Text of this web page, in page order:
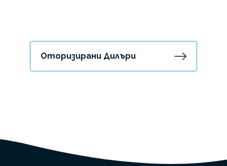
Оторизирани Дилъри